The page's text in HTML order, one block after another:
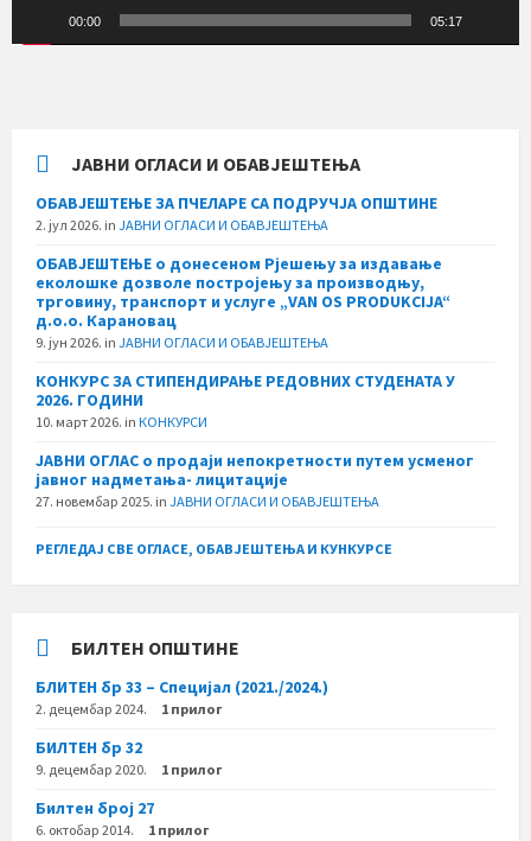
00:00 05:17
ЈАВНИ ОГЛАСИ И ОБАВЈЕШТЕЊА
ОБАВЈЕШТЕЊЕ ЗА ПЧЕЛАРЕ СА ПОДРУЧЈА ОПШТИНЕ
2. јул 2026. in ЈАВНИ ОГЛАСИ И ОБАВЈЕШТЕЊА
ОБАВЈЕШТЕЊЕ о донесеном Рјешењу за издавање
еколошке дозволе постројењу за производњу,
трговину, транспорт и услуге „VAN OS PRODUKCIJA“
д.о.о. Карановац
9. јун 2026. in ЈАВНИ ОГЛАСИ И ОБАВЈЕШТЕЊА
КОНКУРС ЗА СТИПЕНДИРАЊЕ РЕДОВНИХ СТУДЕНАТА У
2026. ГОДИНИ
10. март 2026. in КОНКУРСИ
ЈАВНИ ОГЛАС о продаји непокретности путем усменог
јавног надметања- лицитације
27. новембар 2025. in ЈАВНИ ОГЛАСИ И ОБАВЈЕШТЕЊА
РЕГЛЕДАЈ СВЕ ОГЛАСЕ, ОБАВЈЕШТЕЊА И КУНКУРСЕ
БИЛТЕН ОПШТИНЕ
БЛИТЕН бр 33 – Специјал (2021./2024.)
2. децембар 2024. 1 прилог
БИЛТЕН бр 32
9. децембар 2020. 1 прилог
Билтен број 27
6. октобар 2014. 1 прилог